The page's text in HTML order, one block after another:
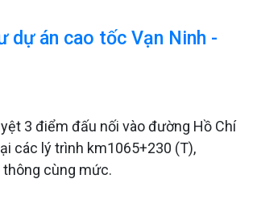
dự án cao tốc Vạn Ninh -
3 điểm đấu nối vào đường Hồ Chí
các lý trình km1065+230 (T),
thông cùng mức.